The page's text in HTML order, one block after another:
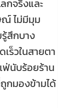
กจริงและ
ไม่มีมุม
สึกบาง
ร็วในสายตา
ฟ่นับร้อยร้าน
กมองข้ามได้